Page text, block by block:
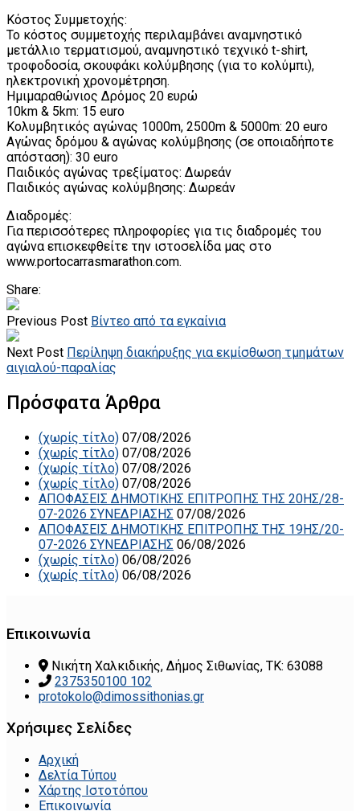
Κόστος Συμμετοχής:
Το κόστος συμμετοχής περιλαμβάνει αναμνηστικό
μετάλλιο τερματισμού, αναμνηστικό τεχνικό t-shirt,
τροφοδοσία, σκουφάκι κολύμβησης (για το κολύμπι),
ηλεκτρονική χρονομέτρηση.
Ημιμαραθώνιος Δρόμος 20 ευρώ
10km & 5km: 15 euro
Κολυμβητικός αγώνας 1000m, 2500m & 5000m: 20 euro
Αγώνας δρόμου & αγώνας κολύμβησης (σε οποιαδήποτε
απόσταση): 30 euro
Παιδικός αγώνας τρεξίματος: Δωρεάν
Παιδικός αγώνας κολύμβησης: Δωρεάν
Διαδρομές:
Για περισσότερες πληροφορίες για τις διαδρομές του
αγώνα επισκεφθείτε την ιστοσελίδα μας στο
www.portocarrasmarathon.cοm.
Share:
Previous Post Βίντεο από τα εγκαίνια
Next Post Περίληψη διακήρυξης για εκμίσθωση τμημάτων
αιγιαλού-παραλίας
Πρόσφατα Άρθρα
(χωρίς τίτλο) 07/08/2026
(χωρίς τίτλο) 07/08/2026
(χωρίς τίτλο) 07/08/2026
(χωρίς τίτλο) 07/08/2026
ΑΠΟΦΑΣΕΙΣ ΔΗΜΟΤΙΚΗΣ ΕΠΙΤΡΟΠΗΣ ΤΗΣ 20ΗΣ/28-
07-2026 ΣΥΝΕΔΡΙΑΣΗΣ 07/08/2026
ΑΠΟΦΑΣΕΙΣ ΔΗΜΟΤΙΚΗΣ ΕΠΙΤΡΟΠΗΣ ΤΗΣ 19ΗΣ/20-
07-2026 ΣΥΝΕΔΡΙΑΣΗΣ 06/08/2026
(χωρίς τίτλο) 06/08/2026
(χωρίς τίτλο) 06/08/2026
Επικοινωνία
Νικήτη Χαλκιδικής, Δήμος Σιθωνίας, ΤΚ: 63088
2375350100 102
protokolo@dimossithonias.gr
Χρήσιμες Σελίδες
Αρχική
Δελτία Τύπου
Χάρτης Ιστοτόπου
Επικοινωνία